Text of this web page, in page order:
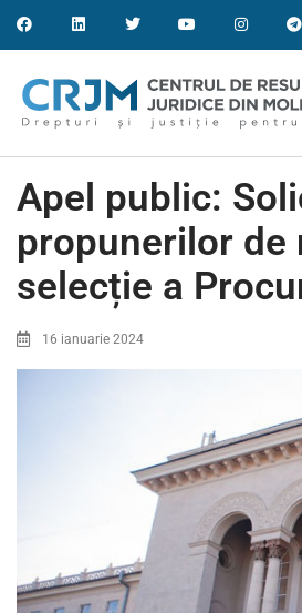
Apel public:
propunerilor de
selecție a
16 ianuarie 2024